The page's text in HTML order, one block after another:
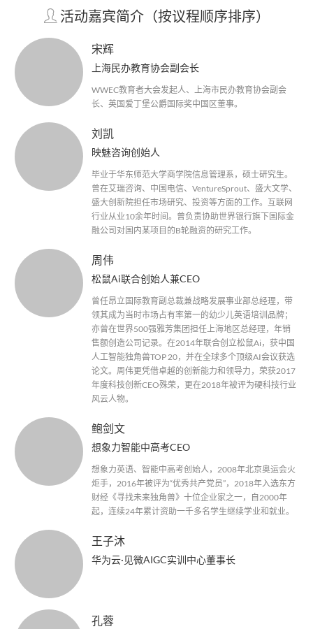
活动嘉宾简介（按议程顺序排序）
宋辉
上海民办教育协会副会长
WWEC教育者大会发起人、上海市民办教育协会副会
长、英国爱丁堡公爵国际奖中国区董事。
刘凯
映魅咨询创始人
毕业于华东师范大学商学院信息管理系，硕士研究生。
曾在艾瑞咨询、中国电信、VentureSprout、盛大文学、
盛大创新院担任市场研究、投资等方面的工作。互联网
行业从业10余年时间。曾负责协助世界银行旗下国际金
融公司对国内某项目的B轮融资的研究工作。
周伟
松鼠Ai联合创始人兼CEO
曾任昂立国际教育副总裁兼战略发展事业部总经理，带
领其成为当时市场占有率第一的幼少儿英语培训品牌；
亦曾在世界500强雅芳集团担任上海地区总经理，年销
售额创造公司记录。在2014年联合创立松鼠Ai，获中国
人工智能独角兽TOP 20，并在全球多个顶级AI会议获选
论文。周伟更凭借卓越的创新能力和领导力，荣获2017
年度科技创新CEO殊荣，更在2018年被评为硬科技行业
风云人物。
鲍剑文
想象力智能中高考CEO
想象力英语、智能中高考创始人，2008年北京奥运会火
炬手，2016年被评为“优秀共产党员”，2018年入选东方
财经《寻找未来独角兽》十位企业家之一，自2000年
起，连续24年累计资助一千多名学生继续学业和就业。
王子沐
华为云·见微AIGC实训中心董事长
孔蓉